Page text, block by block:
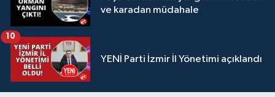
ve karadan müdahale
YENİ Parti İzmir İl Yönetimi açıklandı
10